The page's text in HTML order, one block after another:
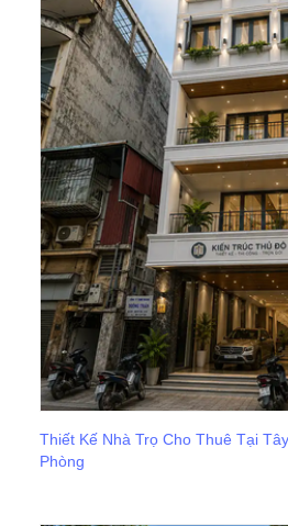
Thiết Kế Nhà Trọ Cho Thuê Tại
Phòng